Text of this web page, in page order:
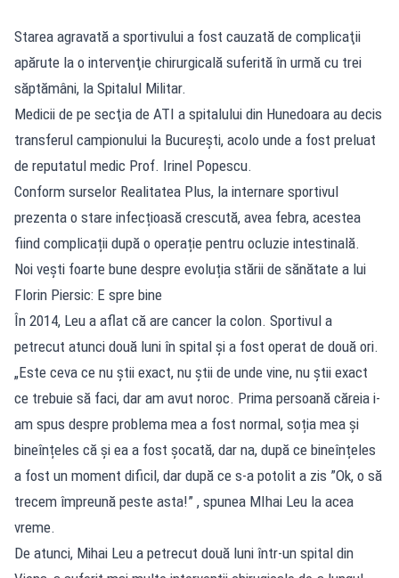
Starea agravată a sportivului a fost cauzată de complicaţii
apărute la o intervenţie chirurgicală suferită în urmă cu trei
săptămâni, la Spitalul Militar.
Medicii de pe secţia de ATI a spitalului din Hunedoara au decis
transferul campionului la Bucureşti, acolo unde a fost preluat
de reputatul medic Prof. Irinel Popescu.
Conform surselor Realitatea Plus, la internare sportivul
prezenta o stare infecțioasă crescută, avea febra, acestea
fiind complicații după o operație pentru ocluzie intestinală.
Noi vești foarte bune despre evoluția stării de sănătate a lui
Florin Piersic: E spre bine
În 2014, Leu a aflat că are cancer la colon. Sportivul a
petrecut atunci două luni în spital şi a fost operat de două ori.
„Este ceva ce nu știi exact, nu știi de unde vine, nu știi exact
ce trebuie să faci, dar am avut noroc. Prima persoană căreia i-
am spus despre problema mea a fost normal, soția mea și
bineînțeles că și ea a fost șocată, dar na, după ce bineînțeles
a fost un moment dificil, dar după ce s-a potolit a zis ”Ok, o să
trecem împreună peste asta!” , spunea MIhai Leu la acea
vreme.
De atunci, Mihai Leu a petrecut două luni într-un spital din